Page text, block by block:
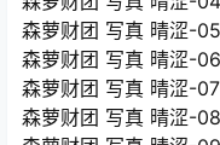
森萝财团 写真 晴涩-
森萝财团 写真 晴涩-
森萝财团 写真 晴涩-
森萝财团 写真 晴涩-